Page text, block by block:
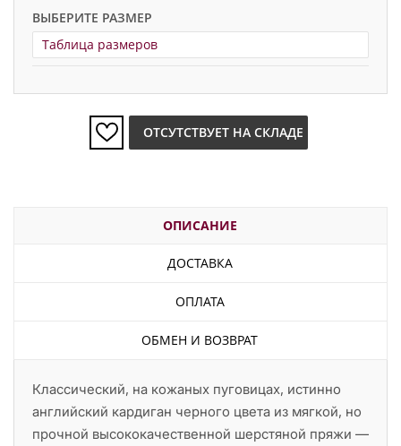
ВЫБЕРИТЕ РАЗМЕР
Таблица размеров
ОТСУТСТВУЕТ НА СКЛАДЕ
ОПИСАНИЕ
ДОСТАВКА
ОПЛАТА
ОБМЕН И ВОЗВРАТ
Классический, на кожаных пуговицах, истинно
английский кардиган черного цвета из мягкой, но
прочной высококачественной шерстяной пряжи —